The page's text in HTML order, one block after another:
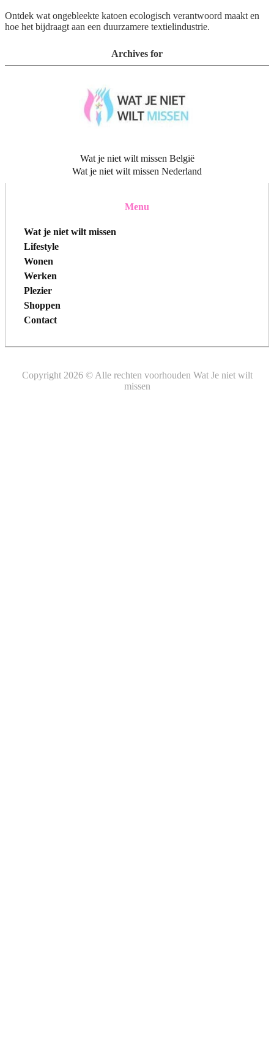
Ontdek wat ongebleekte katoen ecologisch verantwoord maakt en
hoe het bijdraagt aan een duurzamere textielindustrie.
Archives for
Wat je niet wilt missen België
Wat je niet wilt missen Nederland
Menu
Wat je niet wilt missen
Lifestyle
Wonen
Werken
Plezier
Shoppen
Contact
Copyright 2026 © Alle rechten voorhouden Wat Je niet wilt
missen